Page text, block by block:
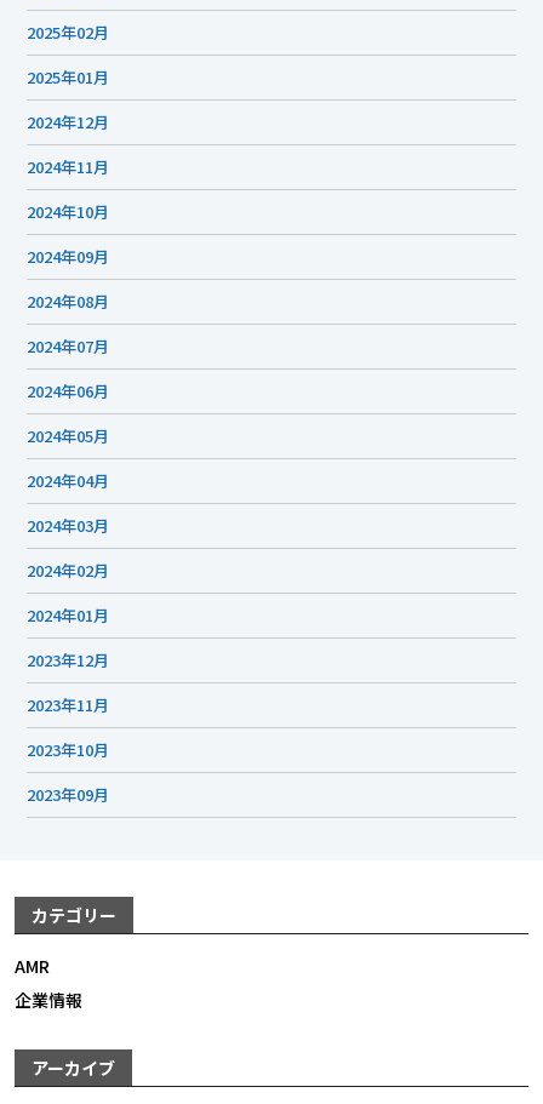
2025年02月
2025年01月
2024年12月
2024年11月
2024年10月
2024年09月
2024年08月
2024年07月
2024年06月
2024年05月
2024年04月
2024年03月
2024年02月
2024年01月
2023年12月
2023年11月
2023年10月
2023年09月
カテゴリー
AMR
企業情報
アーカイブ